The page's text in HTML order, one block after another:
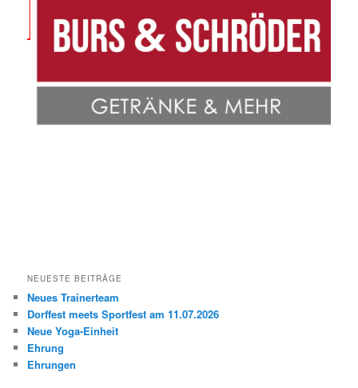
NEUESTE BEITRÄGE
Neues Trainerteam
Dorffest meets Sportfest am 11.07.2026
Neue Yoga-Einheit
Ehrung
Ehrungen